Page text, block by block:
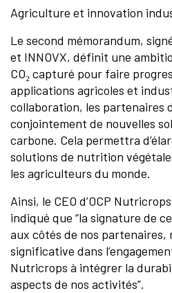
Agriculture et innovation
Le second mémorandum,
et INNOVX, définit une
CO₂ capturé pour faire
applications agricoles et
collaboration, les partenaires
conjointement de nouvelles
carbone. Cela permettra
solutions de nutrition
les agriculteurs du monde.
Ainsi, le CEO d’OCP
indiqué que “la signature de
aux côtés de nos partenaires,
significative dans
Nutricrops à intégrer la
aspects de nos activités”.